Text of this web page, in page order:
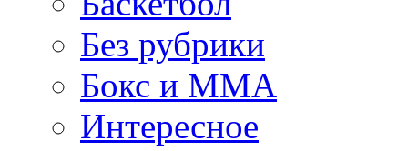
Без рубрики
Бокс и ММА
Интересное